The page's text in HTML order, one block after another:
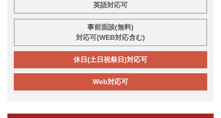
英語対応可
事前面談(無料)
対応可(WEB対応含む)
休日(土日祝祭日)対応可
Web対応可